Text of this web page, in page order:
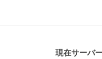
現在サーバ